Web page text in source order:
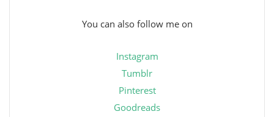
You can also follow me on
Instagram
Tumblr
Pinterest
Goodreads